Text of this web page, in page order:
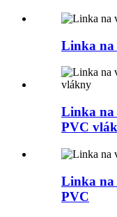
Linka na
Linka na
PVC
Linka na
PVC